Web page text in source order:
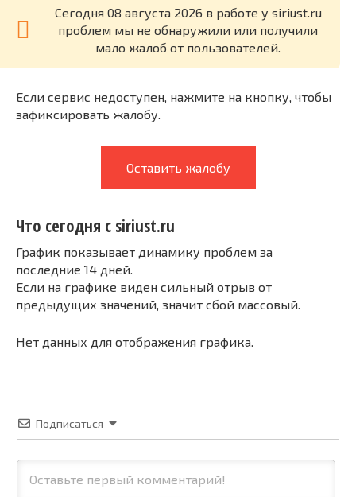
Cегодня 08 августа 2026 в работе у siriust.ru
проблем мы не обнаружили или получили
мало жалоб от пользователей.
Если сервис недоступен, нажмите на кнопку, чтобы
зафиксировать жалобу.
Оставить жалобу
Что сегодня с siriust.ru
График показывает динамику проблем за
последние 14 дней.
Если на графике виден сильный отрыв от
предыдущих значений, значит сбой массовый.
Нет данных для отображения графика.
Подписаться